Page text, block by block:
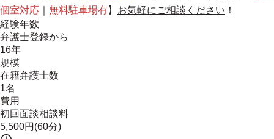
個室対応
無料駐車場有】 お気軽にご相談ください ！
経験年数
弁護士登録から
16年
規模
在籍弁護士数
1名
費用
初回面談相談料
5,500円(60分)